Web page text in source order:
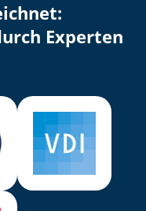
Experten